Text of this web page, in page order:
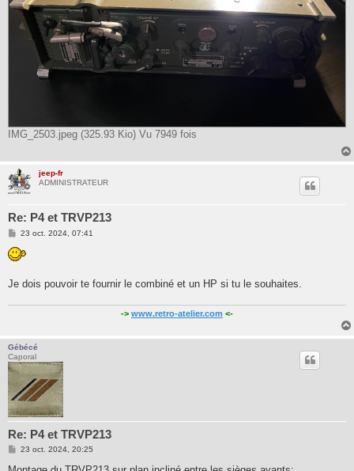
IMG_2503.jpeg (325.93 Kio) Vu 7949 fois
jeep-fr
ADMINISTRATEUR
Re: P4 et TRVP213
M
s
s
e
23 oct. 2024, 07:41
Je dois pouvoir te fournir le combiné et un HP si tu le souhaites.
-> www.retro-atelier.com <-
Gébécé
Caporal
Re: P4 et TRVP213
M
s
23 oct. 2024, 20:25